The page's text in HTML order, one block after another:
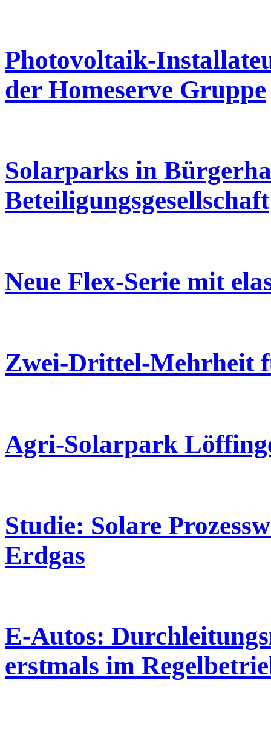
Photovoltaik-
der Homeserve Gruppe
Solarparks in
Beteiligungsgesellschaft
Neue Flex-Serie mit
Zwei-Drittel-Mehrheit
Agri-Solarpark
Studie: Solare
Erdgas
E-Autos:
erstmals im